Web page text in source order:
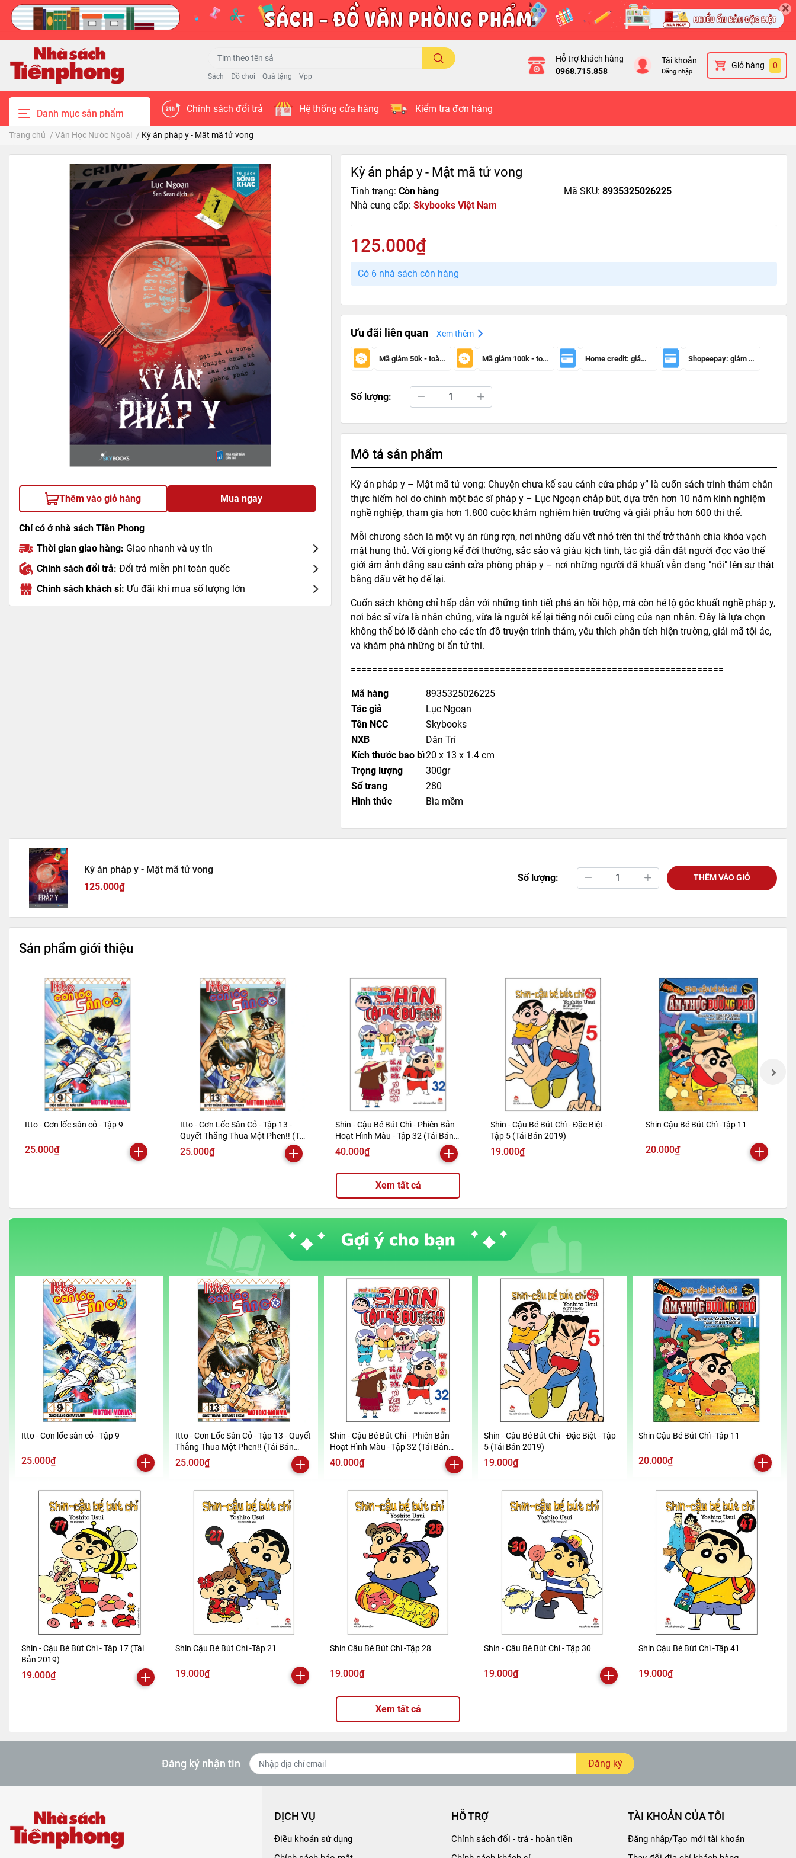
×
Sách Đồ chơi Quà tặng Vpp
Hỗ trợ khách hàng
0968.715.858
Tài khoản
Đăng nhập
Giỏ hàng 0
Danh mục sản phẩm Chính sách đổi trả Hệ thống cửa hàng Kiểm tra đơn hàng
Trang chủ / Văn Học Nước Ngoài / Kỳ án pháp y - Mật mã tử vong
Thêm vào giỏ hàng Mua ngay
Chỉ có ở nhà sách Tiền Phong
Thời gian giao hàng: Giao nhanh và uy tín
Chính sách đổi trả: Đổi trả miễn phí toàn quốc
Chính sách khách sỉ: Ưu đãi khi mua số lượng lớn
Kỳ án pháp y - Mật mã tử vong
Tình trạng: Còn hàng Mã SKU: 8935325026225
Nhà cung cấp: Skybooks Việt Nam
125.000₫
Có 6 nhà sách còn hàng
Ưu đãi liên quan Xem thêm
Mã giảm 50k - toàn sàn Mã giảm 100k - toàn sàn Home credit: giảm 50.000đ cho đơn hàng từ 150.000đ Shopeepay: giảm 20k cho đh từ 30k
Số lượng:
Mô tả sản phẩm
Kỳ án pháp y – Mật mã tử vong: Chuyện chưa kể sau cánh cửa pháp y” là cuốn sách trinh thám chân
thực hiếm hoi do chính một bác sĩ pháp y – Lục Ngoạn chắp bút, dựa trên hơn 10 năm kinh nghiệm
nghề nghiệp, tham gia hơn 1.800 cuộc khám nghiệm hiện trường và giải phẫu hơn 600 thi thể.
Mỗi chương sách là một vụ án rùng rợn, nơi những dấu vết nhỏ trên thi thể trở thành chìa khóa vạch
mặt hung thủ. Với giọng kể đời thường, sắc sảo và giàu kịch tính, tác giả dẫn dắt người đọc vào thế
giới ám ảnh đằng sau cánh cửa phòng pháp y – nơi những người đã khuất vẫn đang "nói" lên sự thật
bằng dấu vết họ để lại.
Cuốn sách không chỉ hấp dẫn với những tình tiết phá án hồi hộp, mà còn hé lộ góc khuất nghề pháp y,
nơi bác sĩ vừa là nhân chứng, vừa là người kể lại tiếng nói cuối cùng của nạn nhân. Đây là lựa chọn
không thể bỏ lỡ dành cho các tín đồ truyện trinh thám, yêu thích phân tích hiện trường, giải mã tội ác,
và khám phá những bí ẩn tử thi.
======================================================================
Mã hàng
8935325026225
Tác giả
Lục Ngoạn
Tên NCC
Skybooks
NXB
Dân Trí
Kích thước bao bì20 x 13 x 1.4 cm
Trọng lượng
300gr
Số trang
280
Hình thức
Bìa mềm
Kỳ án pháp y - Mật mã tử vong
125.000₫
Số lượng: THÊM VÀO GIỎ
Sản phẩm giới thiệu
Itto - Cơn lốc sân cỏ - Tập 9
25.000₫
Itto - Cơn Lốc Sân Cỏ - Tập 13 -
Quyết Thắng Thua Một Phen!! (Tái
Bản 2024)
25.000₫
Shin - Cậu Bé Bút Chì - Phiên Bản
Hoạt Hình Màu - Tập 32 (Tái Bản
2019)
40.000₫
Shin - Cậu Bé Bút Chì - Đặc Biệt -
Tập 5 (Tái Bản 2019)
19.000₫
Shin Cậu Bé Bút Chì -Tập 11
20.000₫
Xem tất cả
Itto - Cơn lốc sân cỏ - Tập 9
25.000₫
Itto - Cơn Lốc Sân Cỏ - Tập 13 - Quyết
Thắng Thua Một Phen!! (Tái Bản
2024)
25.000₫
Shin - Cậu Bé Bút Chì - Phiên Bản
Hoạt Hình Màu - Tập 32 (Tái Bản
2019)
40.000₫
Shin - Cậu Bé Bút Chì - Đặc Biệt - Tập
5 (Tái Bản 2019)
19.000₫
Shin Cậu Bé Bút Chì -Tập 11
20.000₫
Shin - Cậu Bé Bút Chì - Tập 17 (Tái
Bản 2019)
19.000₫
Shin Cậu Bé Bút Chì -Tập 21
19.000₫
Shin Cậu Bé Bút Chì -Tập 28
19.000₫
Shin - Cậu Bé Bút Chì - Tập 30
19.000₫
Shin Cậu Bé Bút Chì -Tập 41
19.000₫
Xem tất cả
Đăng ký nhận tin Đăng ký
DỊCH VỤ
Điều khoản sử dụng
HỖ TRỢ
Chính sách đổi - trả - hoàn tiền
TÀI KHOẢN CỦA TÔI
Đăng nhập/Tạo mới tài khoản